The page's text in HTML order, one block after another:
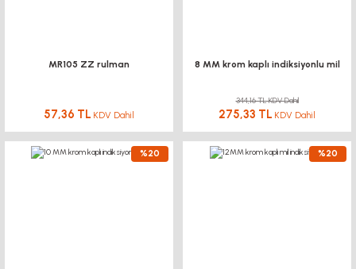
MR105 ZZ rulman
57,36 TL KDV Dahil
8 MM krom kaplı indiksiyonlu mil
344,16 TL KDV Dahil
275,33 TL KDV Dahil
%20 %20